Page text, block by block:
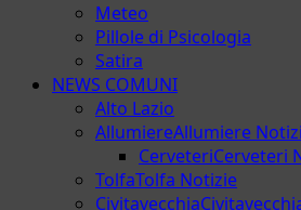
Meteo
Pillole di Psicologia
Satira
NEWS COMUNI
Alto Lazio
AllumiereAllumiere
CerveteriCerveteri
TolfaTolfa Notizie
Civitavecchia